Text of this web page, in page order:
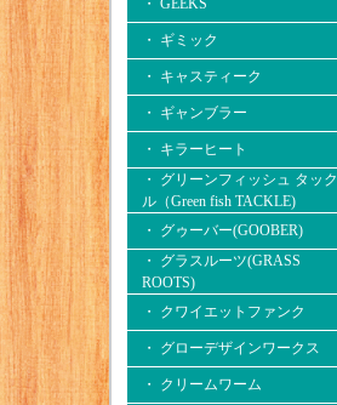
・ GEEKS
・ ギミック
・ キャスティーク
・ ギャンブラー
・ キラーヒート
・ グリーンフィッシュ タック
ル（Green fish TACKLE)
・ グゥーバー(GOOBER)
・ グラスルーツ(GRASS
ROOTS)
・ クワイエットファンク
・ グローデザインワークス
・ クリームワーム